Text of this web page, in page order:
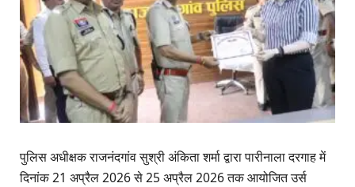
पुलिस अधीक्षक राजनंदगांव सुश्री अंकिता शर्मा द्वारा पारीनाला दरगाह में
दिनांक 21 अप्रैल 2026 से 25 अप्रैल 2026 तक आयोजित उर्स